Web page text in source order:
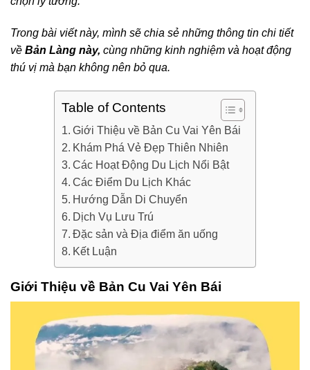
Trong bài viết này, mình sẽ chia sẻ những thông tin chi tiết
về Bản Làng này, cùng những kinh nghiệm và hoạt động
thú vị mà bạn không nên bỏ qua.
Table of Contents
Giới Thiệu về Bản Cu Vai Yên Bái
Khám Phá Vẻ Đẹp Thiên Nhiên
Các Hoạt Động Du Lịch Nổi Bật
Các Điểm Du Lịch Khác
Hướng Dẫn Di Chuyển
Dịch Vụ Lưu Trú
Đặc sản và Địa điểm ăn uống
Kết Luận
Giới Thiệu về Bản Cu Vai Yên Bái